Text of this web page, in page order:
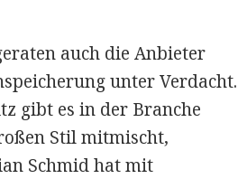
auch die Anbieter
unter Verdacht.
gibt es in der Branche
Stil mitmischt,
Schmid hat mit